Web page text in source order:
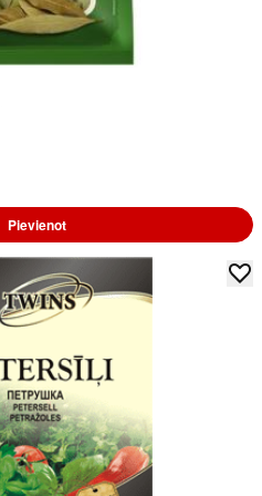
Pievienot